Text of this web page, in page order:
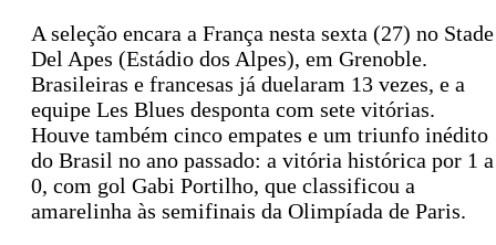
A seleção encara a França nesta sexta (27) no Stade
Del Apes (Estádio dos Alpes), em Grenoble.
Brasileiras e francesas já duelaram 13 vezes, e a
equipe Les Blues desponta com sete vitórias.
Houve também cinco empates e um triunfo inédito
do Brasil no ano passado: a vitória histórica por 1 a
0, com gol Gabi Portilho, que classificou a
amarelinha às semifinais da Olimpíada de Paris.